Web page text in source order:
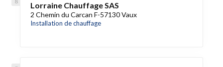
Lorraine Chauffage SAS
2 Chemin du Carcan F-57130 Vaux
Installation de chauffage